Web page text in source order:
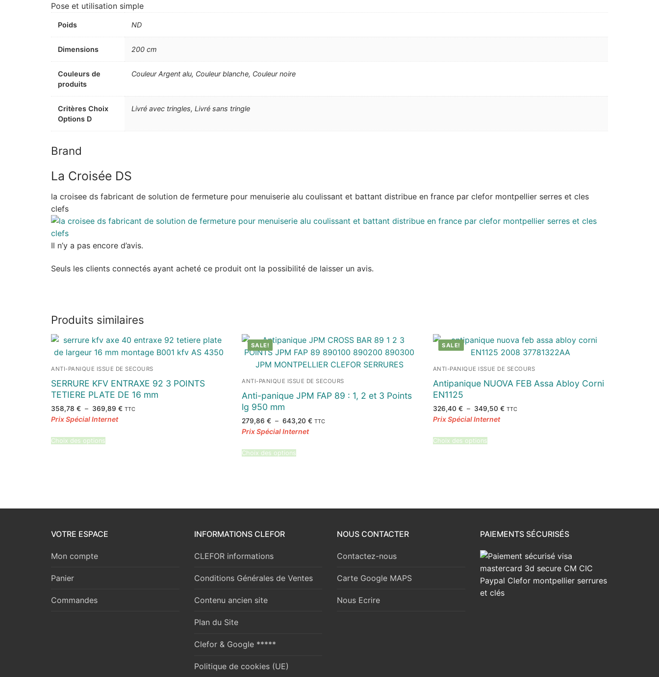
Pose et utilisation simple
Poids ND
Dimensions 200 cm
Couleurs de
produits
Couleur Argent alu, Couleur blanche, Couleur noire
Critères Choix
Options D
Livré avec tringles, Livré sans tringle
Brand
La Croisée DS
la croisee ds fabricant de solution de fermeture pour menuiserie alu coulissant et battant distribue en france par clefor montpellier serres et cles
clefs
Il n’y a pas encore d’avis.
Seuls les clients connectés ayant acheté ce produit ont la possibilité de laisser un avis.
Produits similaires
ANTI-PANIQUE ISSUE DE SECOURS
SERRURE KFV ENTRAXE 92 3 POINTS
TETIERE PLATE DE 16 mm
358,78 € – 369,89 €Plage
TTC
Choix des options
SALE!
ANTI-PANIQUE ISSUE DE SECOURS
Anti-panique JPM FAP 89 : 1, 2 et 3 Points
lg 950 mm
279,86€ – 643,20€Plage
TTC
Choix des options
SALE!
ANTI-PANIQUE ISSUE DE SECOURS
Antipanique NUOVA FEB Assa Abloy Corni
EN1125
326,40 € – 349,50 €Plage
TTC
Choix des options
VOTRE ESPACE
Mon compte
Panier
Commandes
INFORMATIONS CLEFOR
CLEFOR informations
Conditions Générales de Ventes
Contenu ancien site
Plan du Site
Clefor & Google *****
Politique de cookies (UE)
NOUS CONTACTER
Contactez-nous
Carte Google MAPS
Nous Ecrire
PAIEMENTS SÉCURISÉS